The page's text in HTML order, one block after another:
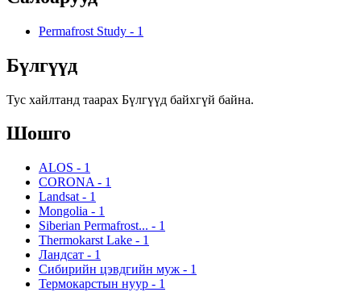
Permafrost Study - 1
Бүлгүүд
Тус хайлтанд таарах Бүлгүүд байхгүй байна.
Шошго
ALOS - 1
CORONA - 1
Landsat - 1
Mongolia - 1
Siberian Permafrost... - 1
Thermokarst Lake - 1
Ландсат - 1
Сибирийн цэвдгийн муж - 1
Термокарстын нуур - 1